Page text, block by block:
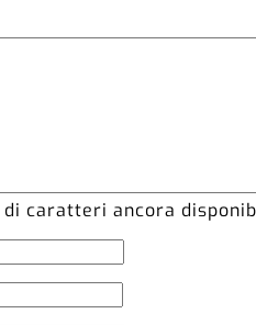
di caratteri ancora